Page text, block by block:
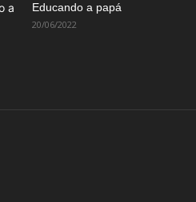
Educando a papá
20/06/2022